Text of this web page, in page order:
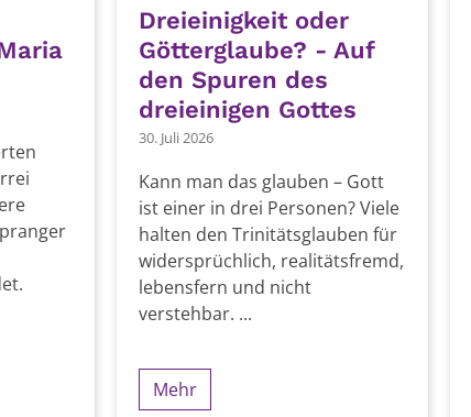
Dreieinigkeit oder
Götterglaube? - Auf
den Spuren des
dreieinigen Gottes
30. Juli 2026
Kann man das glauben – Gott
ist einer in drei Personen? Viele
halten den Trinitätsglauben für
widersprüchlich, realitätsfremd,
lebensfern und nicht
verstehbar. ...
Mehr